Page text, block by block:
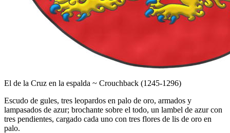
El de la Cruz en la espalda ~ Crouchback (1245-1296)
Escudo de gules, tres leopardos en palo de oro, armados y
lampasados de azur; brochante sobre el todo, un lambel de azur con
tres pendientes, cargado cada uno con tres flores de lis de oro en
palo.